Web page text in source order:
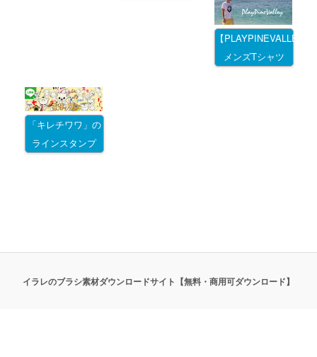
【PLAYPINEVALLEY
メンズTシャツ
「キレチワワ」の
ラインスタンプ
イラレのブラシ素材ダウンロードサイト【無料・商用可ダウンロード】